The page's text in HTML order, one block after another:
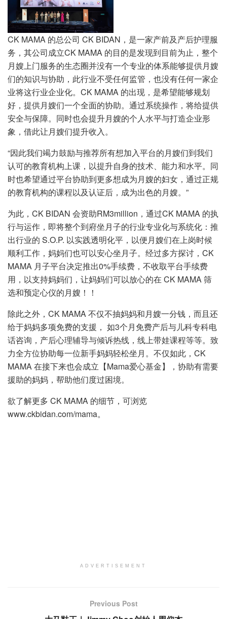
CK MAMA 的总公司 CK BIDAN，是一家产前及产后护理服
务，其公司成立CK MAMA 的目的是发现到目前为止，整个
月嫂上门服务的生态圈并没有一个专业的体系能够提供月嫂
们的知识与协助，此行业不受任何监管，也没有任何一家企
业将这行业企业化。CK MAMA 的出现，是希望能够规划
好，提供月嫂们一个全面的协助。通过系统操作，将给提供
安全与保障。同时也会提升月嫂的个人水平与打造企业形
象，借此让月嫂们提升收入。
“因此我们竭力鼓励与推荐所有想加入平台的月嫂们到我们
认可的教育机构上课，以提升自身的技术、能力和水平。同
时也希望通过平台协助到更多想成为月嫂的妇女，通过正规
的教育机构的课程以及认证后，成为出色的月嫂。”
为此，CK BIDAN 会资助RM3million，通过CK MAMA 的执
行与运作，即将整个到府坐月子的行业专业化与系统化：推
出行业的 S.O.P. 以实践透明化平，以便月嫂们在上岗时候
顺利工作，妈妈们也可以安心坐月子。经过多方探讨，CK
MAMA 月子平台决定推出0%手续费，不收取平台手续费
用，以支持妈妈们，让妈妈们可以放心的在 CK MAMA 筛
选和预定心仪的月嫂！！
除此之外，CK MAMA 不仅不抽妈妈和月嫂一分钱，而且还
给于妈妈多项免费的支援， 如3个月免费产后与儿科专科电
话咨询，产后心理辅导与倾诉热线，线上带娃课程等等。致
力全方位协助每一位新手妈妈轻松坐月。不仅如此，CK
MAMA 在接下来也会成立【Mama爱心基金】，协助有需要
援助的妈妈，帮助他们度过困境。
欲了解更多 CK MAMA 的细节，可浏览
www.ckbidan.com/mama。
ADVERTISEMENT
Previous Post